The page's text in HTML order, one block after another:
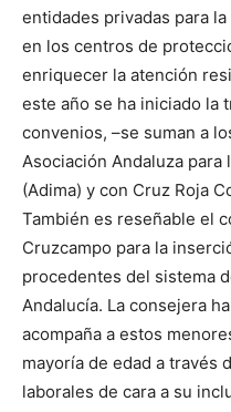
entidades privadas para
en los centros de
enriquecer la atención
este año se ha iniciado la
convenios, –se suman a
Asociación Andaluza para
(Adima) y con Cruz Roja
También es reseñable el
Cruzcampo para la
procedentes del sistema
Andalucía. La consejera
acompaña a estos
mayoría de edad a través
laborales de cara a su